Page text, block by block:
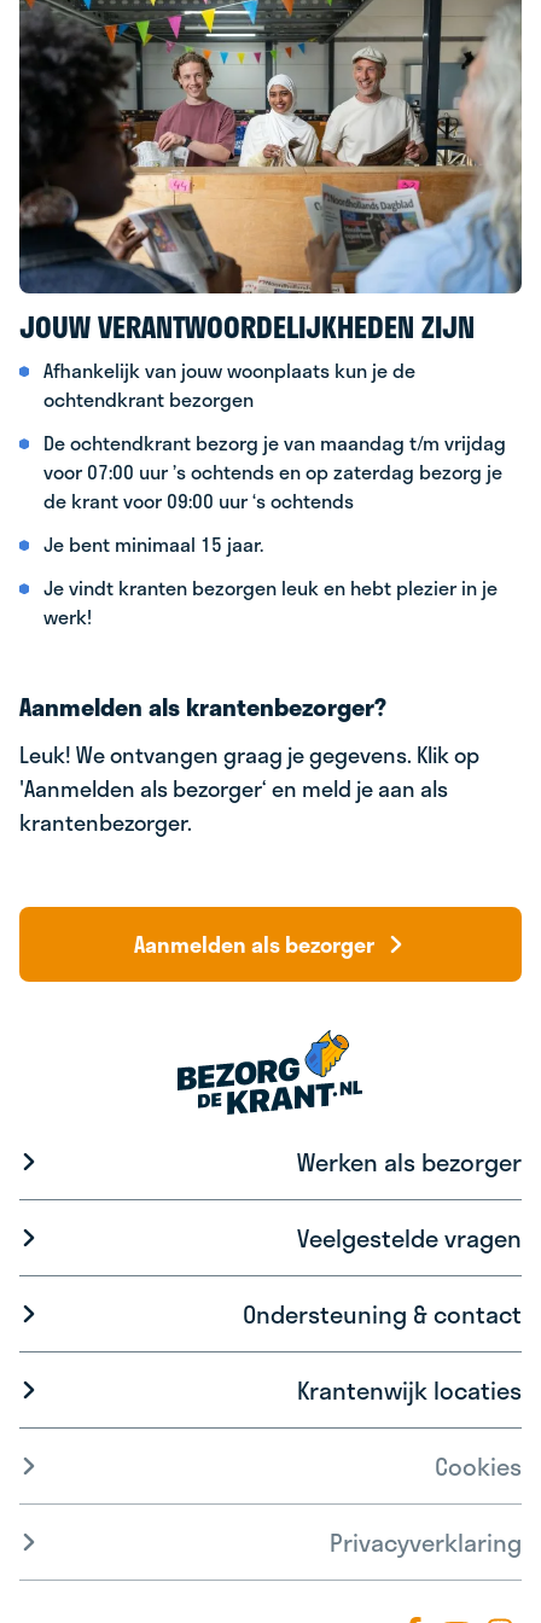
JOUW VERANTWOORDELIJKHEDEN ZIJN
Afhankelijk van jouw woonplaats kun je de
ochtendkrant bezorgen
De ochtendkrant bezorg je van maandag t/m vrijdag
voor 07:00 uur ’s ochtends en op zaterdag bezorg je
de krant voor 09:00 uur ‘s ochtends
Je bent minimaal 15 jaar.
Je vindt kranten bezorgen leuk en hebt plezier in je
werk!
Aanmelden als krantenbezorger?
Leuk! We ontvangen graag je gegevens. Klik op
'Aanmelden als bezorger‘ en meld je aan als
krantenbezorger.
Aanmelden als bezorger
Werken als bezorger
Veelgestelde vragen
Ondersteuning & contact
Krantenwijk locaties
Cookies
Privacyverklaring